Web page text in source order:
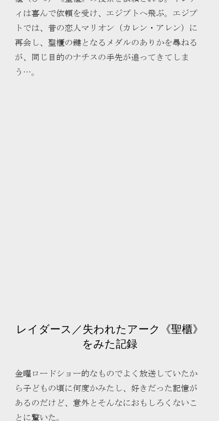
ィは喜んで依頼を受け、エジプトへ飛ぶ。エジプ
トでは、昔の恋人マリオン（カレン・アレン）に
再会し、聖櫃の鍵となるメダルのありかを尋ねる
が、同じ目的のナチスの手先が追ってきてしま
う…。
レイダース／失われたアーク《聖櫃》
をみた記録
金曜ロードショー的なものでよく放送していたか
ら子どもの頃に何度かみたし、好きだった記憶が
あるのだけど、意外とそんなにおもしろくないこ
とに驚いた。